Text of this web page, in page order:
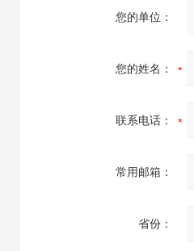
您的单位：
您的姓名：
联系电话：
常用邮箱：
省份：